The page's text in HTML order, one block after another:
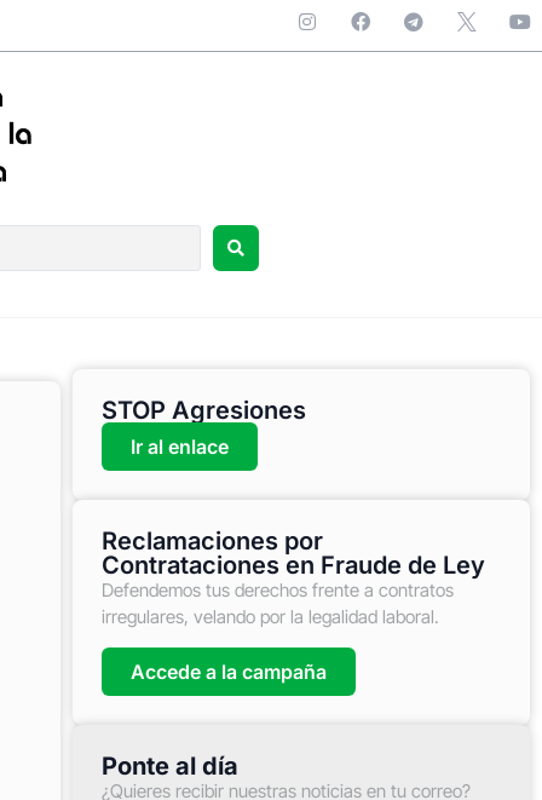
STOP Agresiones
Ir al enlace
Reclamaciones por
Contrataciones en Fraude de Ley
Defendemos tus derechos frente a contratos
irregulares, velando por la legalidad laboral.
Accede a la campaña
Ponte al día
¿Quieres recibir nuestras noticias en tu correo?